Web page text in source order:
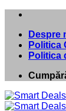
Skip
contentDespre
Politica
Politica